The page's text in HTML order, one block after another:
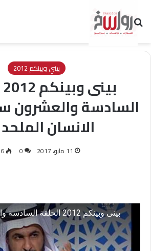
بحث عن
بيني وبينكم 2012
السادسة والعشرون
الانسان الملحد
11 مايو، 2017 0
بينى وبينكم 2012 الحلقة